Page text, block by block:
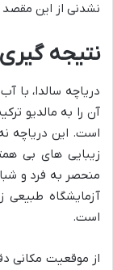
نشدنی از این
نتیجه گیری
دریاچه سالدا، با
آن را به مالدیو
است. این دریاچه
زیبایی های بی
منحصر به فرد و
آزمایشگاه طبیعی
است.
از موقعیت مکانی